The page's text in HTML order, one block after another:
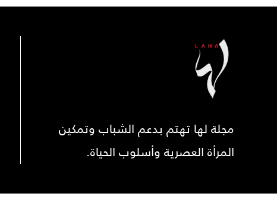
مجلة لها تهتم بدعم الشباب وتمكين
المرأة العصرية وأسلوب الحياة.